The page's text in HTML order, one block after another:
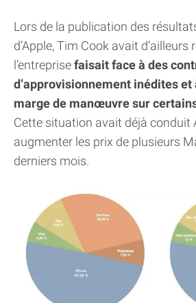
Lors de la publication des
d’Apple, Tim Cook avait d’ailleurs
l’entreprisefaisait face à des
d’approvisionnement inédites et
marge de manœuvre sur
Cette situation avait déjà conduit
augmenter les prix de plusieurs
derniers mois.